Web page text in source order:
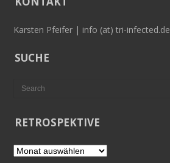
Karsten Pfeifer | info (at) tri-infected.de
SUCHE
RETROSPEKTIVE
Retrospektive